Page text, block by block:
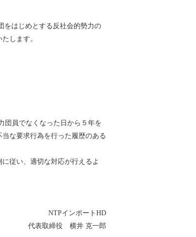
をはじめとする反社会的勢力の
します。
団員でなくなった日から５年を
な要求行為を行った履歴のある
従い、適切な対応が行えるよ
NTPインポートHD
代表取締役 横井 克一郎